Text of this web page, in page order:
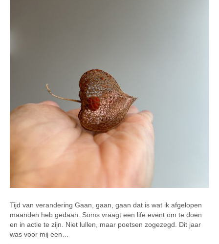
Tijd van verandering Gaan, gaan, gaan dat is wat ik afgelopen
maanden heb gedaan. Soms vraagt een life event om te doen
en in actie te zijn. Niet lullen, maar poetsen zogezegd. Dit jaar
was voor mij een…